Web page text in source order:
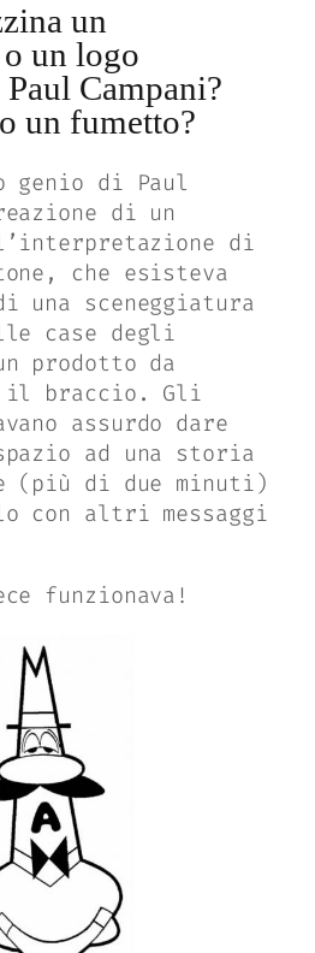
un
un logo
Campani?
un fumetto?
genio di Paul
di un
di
che esisteva
una sceneggiatura
case degli
prodotto da
il braccio. Gli
assurdo dare
ad una storia
(più di due minuti)
con altri messaggi
funzionava!